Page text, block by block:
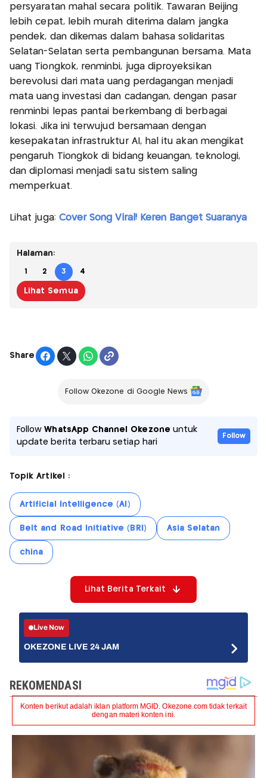
persyaratan mahal secara politik. Tawaran Beijing
lebih cepat, lebih murah diterima dalam jangka
pendek, dan dikemas dalam bahasa solidaritas
Selatan-Selatan serta pembangunan bersama. Mata
uang Tiongkok, renminbi, juga diproyeksikan
berevolusi dari mata uang perdagangan menjadi
mata uang investasi dan cadangan, dengan pasar
renminbi lepas pantai berkembang di berbagai
lokasi. Jika ini terwujud bersamaan dengan
kesepakatan infrastruktur AI, hal itu akan mengikat
pengaruh Tiongkok di bidang keuangan, teknologi,
dan diplomasi menjadi satu sistem saling
memperkuat.
Lihat juga: Cover Song Viral! Keren Banget Suaranya
Halaman:
1 2 3 4
Lihat Semua
Share
Follow Okezone di Google News
FollowWhatsApp Channel Okezone untuk
update berita terbaru setiap hari
Follow
Topik Artikel :
Artificial Intelligence (AI)
Belt and Road Initiative (BRI) Asia Selatan
china
Lihat Berita Terkait
Live Now
OKEZONE LIVE 24 JAM